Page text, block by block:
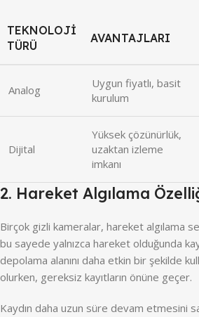
TEKNOLOJI
TÜRÜ
AVANTAJLARI
Analog
Uygun fiyatlı, basit
kurulum
Dijital
Yüksek çözünürlük,
uzaktan izleme
imkanı
2. Hareket Algılama
Birçok gizli kameralar, hareket algılama
bu sayede yalnızca hareket olduğunda
depolama alanını daha etkin bir şekilde
olurken, gereksiz kayıtların önüne geçer.
Kaydın daha uzun süre devam etmesini